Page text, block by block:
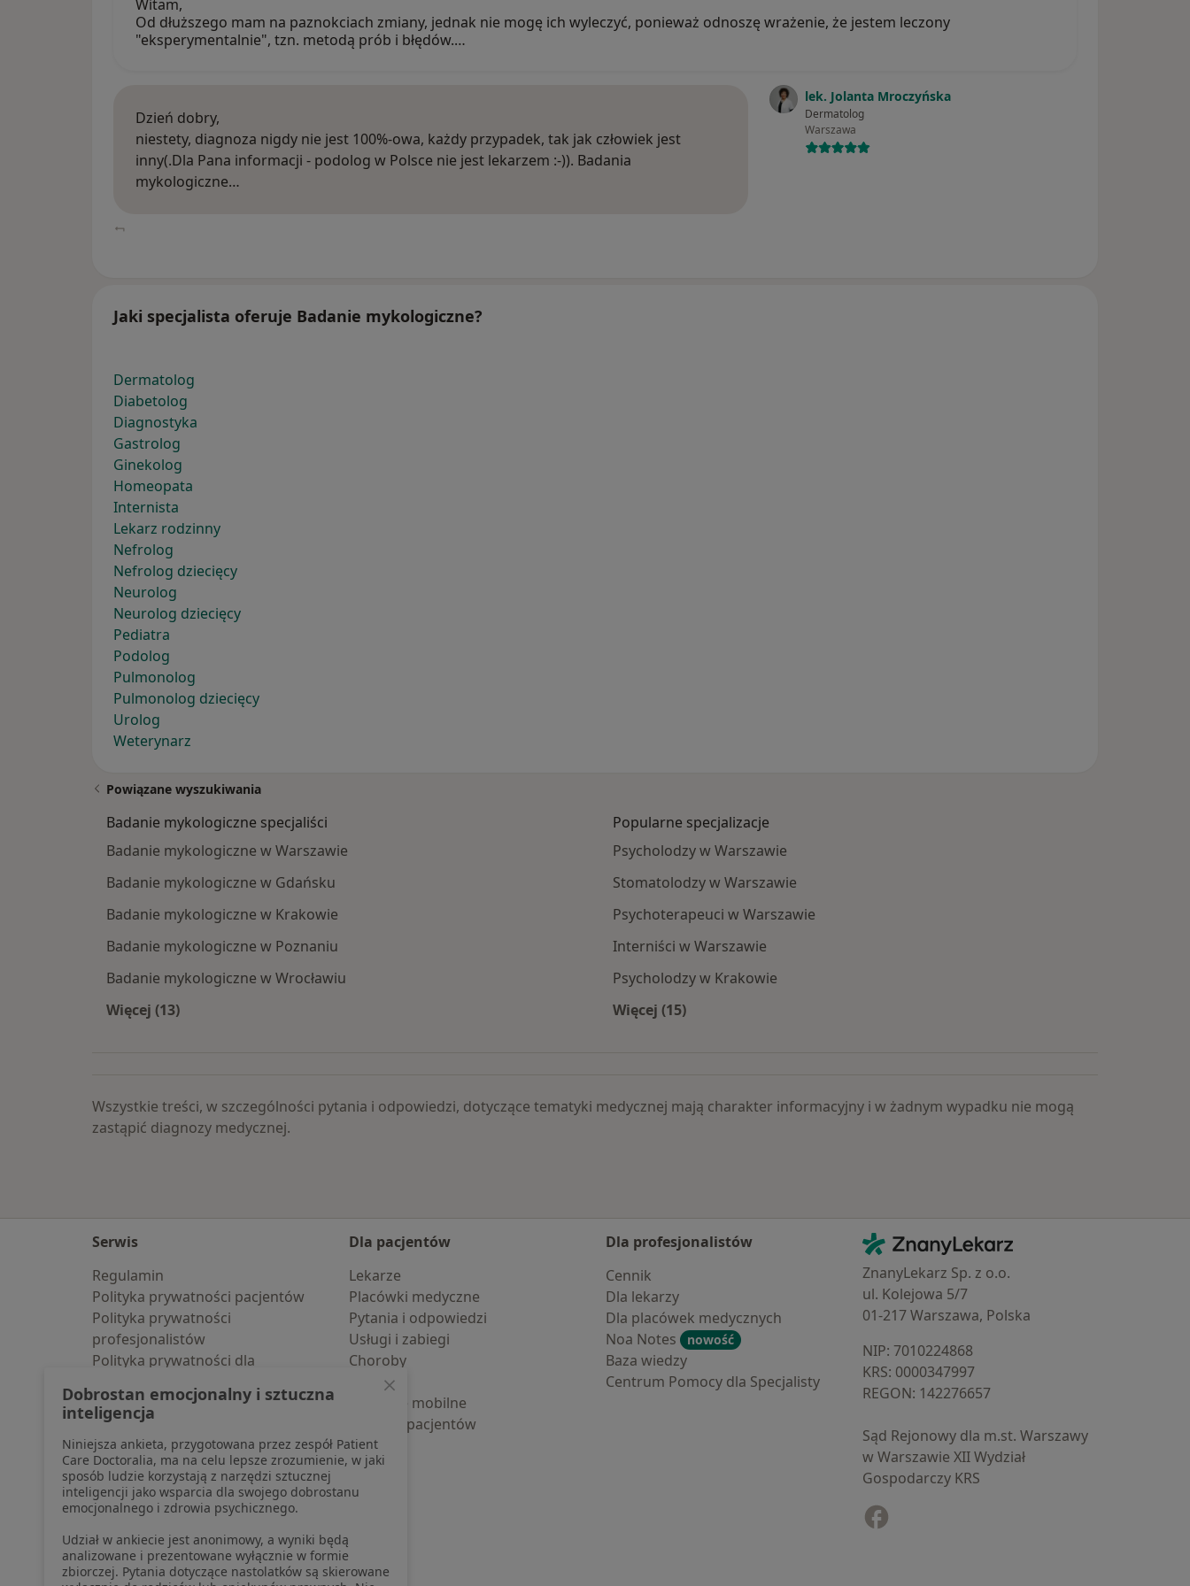
Witam,
Od dłuższego mam na paznokciach zmiany, jednak nie mogę ich wyleczyć, ponieważ odnoszę wrażenie, że jestem leczony
"eksperymentalnie", tzn. metodą prób i błędów.…
lek. Jolanta Mroczyńska
Dermatolog
Warszawa
Dzień dobry,
niestety, diagnoza nigdy nie jest 100%-owa, każdy przypadek, tak jak człowiek jest
inny(.Dla Pana informacji - podolog w Polsce nie jest lekarzem :-)). Badania
mykologiczne…
Jaki specjalista oferuje Badanie mykologiczne?
Dermatolog
Diabetolog
Diagnostyka
Gastrolog
Ginekolog
Homeopata
Internista
Lekarz rodzinny
Nefrolog
Nefrolog dziecięcy
Neurolog
Neurolog dziecięcy
Pediatra
Podolog
Pulmonolog
Pulmonolog dziecięcy
Urolog
Weterynarz
Powiązane wyszukiwania
Badanie mykologiczne specjaliści
Badanie mykologiczne w Warszawie
Badanie mykologiczne w Gdańsku
Badanie mykologiczne w Krakowie
Badanie mykologiczne w Poznaniu
Badanie mykologiczne w Wrocławiu
Więcej (13)
Popularne specjalizacje
Psycholodzy w Warszawie
Stomatolodzy w Warszawie
Psychoterapeuci w Warszawie
Interniści w Warszawie
Psycholodzy w Krakowie
Więcej (15)
Wszystkie treści, w szczególności pytania i odpowiedzi, dotyczące tematyki medycznej mają charakter informacyjny i w żadnym wypadku nie mogą
zastąpić diagnozy medycznej.
Serwis
Regulamin
Polityka prywatności pacjentów
Polityka prywatności
profesjonalistów
Polityka prywatności dla
pozyskaliśmy samodzielnie
Polityka cookies
Jak działają wyniki wyszukiwania
Dostępność
O nas
Praca Rekrutujemy!
Partnerzy
Centrum prasowe
Kontakt
Dla pacjentów
Lekarze
Placówki medyczne
Pytania i odpowiedzi
Usługi i zabiegi
Choroby
Pomoc
Aplikacje mobilne
Blog dla pacjentów
Dla profesjonalistów
Cennik
Dla lekarzy
Dla placówek medycznych
Noa Notes
nowość
Baza wiedzy
Centrum Pomocy dla Specjalisty
Kontakt
ZnanyLekarz - Strona główna
ZnanyLekarz Sp. z o.o.
ul. Kolejowa 5/7
01-217 Warszawa, Polska
NIP: ⁠7010224868
KRS: ⁠0000347997
REGON: ⁠142276657
Sąd Rejonowy dla m.st. Warszawy
w Warszawie XII Wydział
Gospodarczy KRS
Dobrostan emocjonalny i sztuczna
inteligencja
Niniejsza ankieta, przygotowana przez zespół Patient
Care Doctoralia, ma na celu lepsze zrozumienie, w jaki
sposób ludzie korzystają z narzędzi sztucznej
inteligencji jako wsparcia dla swojego dobrostanu
emocjonalnego i zdrowia psychicznego.
Udział w ankiecie jest anonimowy, a wyniki będą
analizowane i prezentowane wyłącznie w formie
zbiorczej. Pytania dotyczące nastolatków są skierowane